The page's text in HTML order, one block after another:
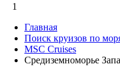
1
Главная
Поиск круизов по
MSC Cruises
Средиземноморье